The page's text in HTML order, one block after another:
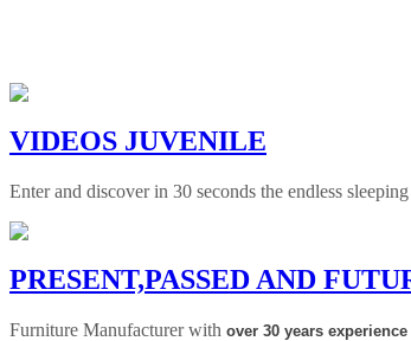
VIDEOS JUVENILE
Enter and discover in 30 seconds the endless
PRESENT,PASSED AND
Furniture Manufacturer with over 30 years experience